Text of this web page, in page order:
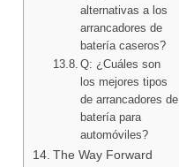
alternativas a los
arrancadores de
batería caseros?
Q: ¿Cuáles son
los mejores tipos
de arrancadores de
batería para
automóviles?
The Way Forward